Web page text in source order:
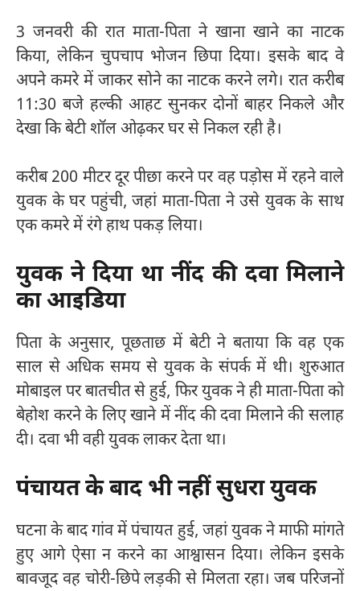
3 जनवरी की रात माता-पिता ने खाना खाने का नाटक
किया, लेकिन चुपचाप भोजन छिपा दिया। इसके बाद वे
अपने कमरे में जाकर सोने का नाटक करने लगे। रात करीब
11:30 बजे हल्की आहट सुनकर दोनों बाहर निकले और
देखा कि बेटी शॉल ओढ़कर घर से निकल रही है।
करीब 200 मीटर दूर पीछा करने पर वह पड़ोस में रहने वाले
युवक के घर पहुंची, जहां माता-पिता ने उसे युवक के साथ
एक कमरे में रंगे हाथ पकड़ लिया।
युवक ने दिया था नींद की दवा मिलाने
का आइडिया
पिता के अनुसार, पूछताछ में बेटी ने बताया कि वह एक
साल से अधिक समय से युवक के संपर्क में थी। शुरुआत
मोबाइल पर बातचीत से हुई, फिर युवक ने ही माता-पिता को
बेहोश करने के लिए खाने में नींद की दवा मिलाने की सलाह
दी। दवा भी वही युवक लाकर देता था।
पंचायत के बाद भी नहीं सुधरा युवक
घटना के बाद गांव में पंचायत हुई, जहां युवक ने माफी मांगते
हुए आगे ऐसा न करने का आश्वासन दिया। लेकिन इसके
बावजूद वह चोरी-छिपे लड़की से मिलता रहा। जब परिजनों